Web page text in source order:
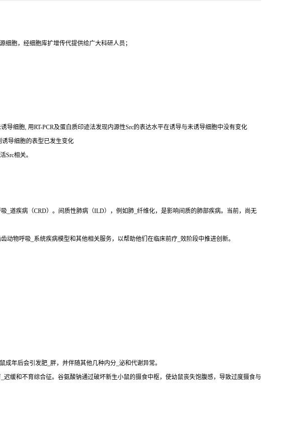
细胞，经细胞库扩增传代提供给广大科研人员；
导细胞, 用RT-PCR及蛋白质印迹法发现内源性Src的表达水平在诱导与未诱导细胞中没有变化
导细胞的表型已发生变化
Src相关。
_道疾病（CRD）。间质性肺病（ILD），例如肺_纤维化，是影响间质的肺部疾病。当前，尚无
物呼吸_系统疾病模型和其他相关服务，以帮助他们在临床前疗_效阶段中推进创新。
年后会引发肥_胖，并伴随其他几种内分_泌和代谢异常。
缓和不育综合征。谷氨酸钠通过破坏新生小鼠的摄食中枢，使幼鼠丧失饱腹感，导致过度摄食与